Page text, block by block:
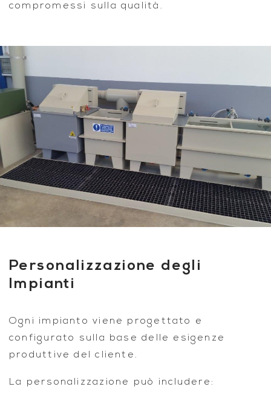
compromessi sulla qualità.
Personalizzazione degli
Impianti
Ogni impianto viene progettato e
configurato sulla base delle esigenze
produttive del cliente.
La personalizzazione può includere: